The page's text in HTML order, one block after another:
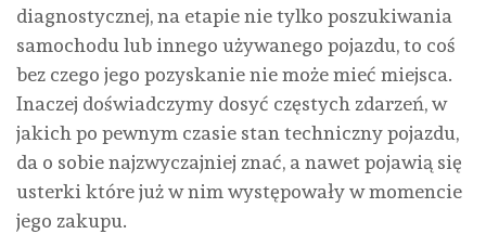
diagnostycznej, na etapie nie tylko poszukiwania
samochodu lub innego używanego pojazdu, to coś
bez czego jego pozyskanie nie może mieć miejsca.
Inaczej doświadczymy dosyć częstych zdarzeń, w
jakich po pewnym czasie stan techniczny pojazdu,
da o sobie najzwyczajniej znać, a nawet pojawią się
usterki które już w nim występowały w momencie
jego zakupu.